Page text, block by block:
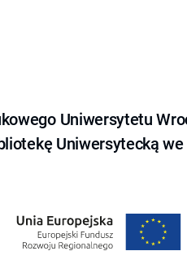
Uniwersytetu
Uniwersytecką we